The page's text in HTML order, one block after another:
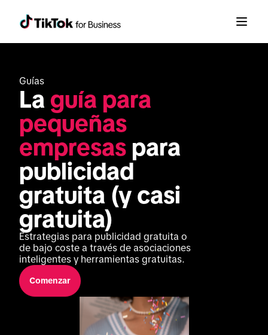
Guías
La guía para
pequeñas
empresas para
publicidad
gratuita (y casi
gratuita)
Estrategias para publicidad gratuita o
de bajo coste a través de asociaciones
inteligentes y herramientas gratuitas.
Comenzar